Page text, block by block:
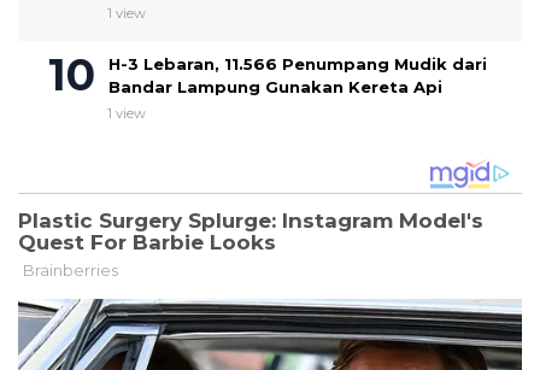
1 view
H-3 Lebaran, 11.566 Penumpang Mudik dari
Bandar Lampung Gunakan Kereta Api
1 view